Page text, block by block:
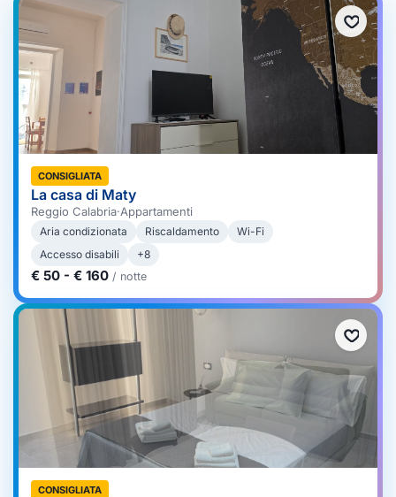
CONSIGLIATA
La casa di Maty
Reggio Calabria·Appartamenti
Aria condizionata Riscaldamento
Wi-Fi
Accesso disabili
+8
€ 50 - € 160 / notte
CONSIGLIATA